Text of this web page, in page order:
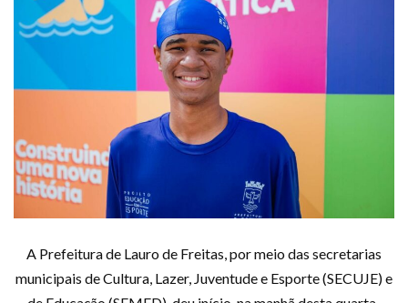
A Prefeitura de Lauro de Freitas, por meio das secretarias
municipais de Cultura, Lazer, Juventude e Esporte (SECUJE) e